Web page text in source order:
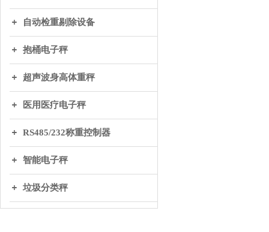
自动检重剔除设备
抱桶电子秤
超声波身高体重秤
医用医疗电子秤
RS485/232称重控制器
智能电子秤
垃圾分类秤